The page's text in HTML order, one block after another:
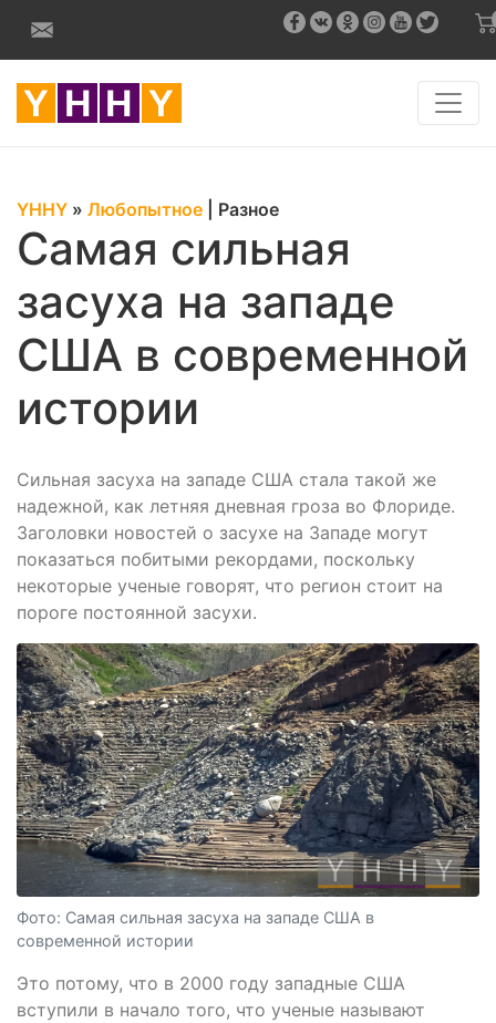
YHHY » Любопытное Разное
Самая сильная
засуха на западе
США в современной
истории
Сильная засуха на западе США стала такой же
надежной, как летняя дневная гроза во Флориде.
Заголовки новостей о засухе на Западе могут
показаться побитыми рекордами, поскольку
некоторые ученые говорят, что регион стоит на
пороге постоянной засухи.
Фото: Самая сильная засуха на западе США в
современной истории
Это потому, что в 2000 году западные США
вступили в начало того, что ученые называют